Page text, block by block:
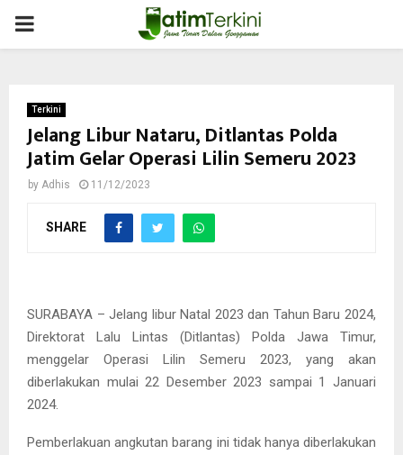
PRIMARY
Terkini
Jelang Libur Nataru, Ditlantas Polda
Jatim Gelar Operasi Lilin Semeru 2023
by Adhis 11/12/2023
SHARE
SURABAYA – Jelang libur Natal 2023 dan Tahun Baru 2024,
Direktorat Lalu Lintas (Ditlantas) Polda Jawa Timur,
menggelar Operasi Lilin Semeru 2023, yang akan
diberlakukan mulai 22 Desember 2023 sampai 1 Januari
2024.
Pemberlakuan angkutan barang ini tidak hanya diberlakukan